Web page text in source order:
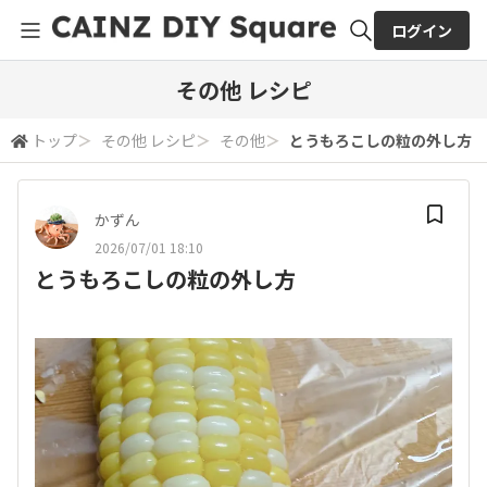
検索
ログイン
その他 レシピ
トップ＞ その他 レシピ＞ その他＞ とうもろこしの粒の外し方
かずん
2026/07/01 18:10
とうもろこしの粒の外し方